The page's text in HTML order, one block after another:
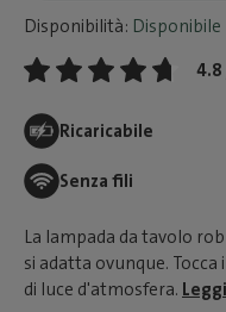
Disponibilità: Disponibile
4.8
Ricaricabile
Senza fili
La lampada da tavolo
si adatta ovunque.
di luce d'atmosfera.